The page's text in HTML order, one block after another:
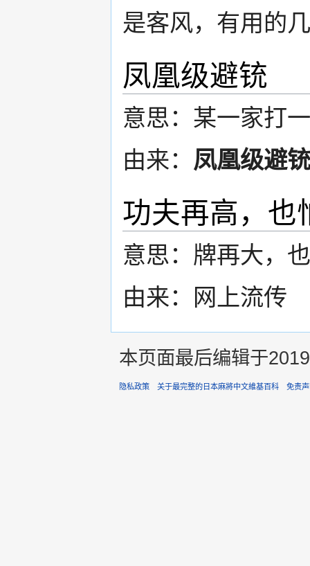
是客风，有用的
凤凰级避铳
意思：某一家打
由来： 凤凰级避铳
功夫再高，也
意思：牌再大，
由来：网上流传
本页面最后编辑于
隐私政策 关于最完整的日本麻將中文維基百科 免责